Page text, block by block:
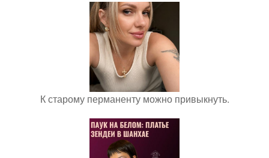
К старому перманенту можно привыкнуть.